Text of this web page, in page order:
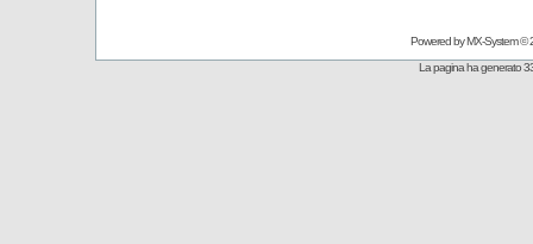
Powered byMX-System©
La pagina ha generato